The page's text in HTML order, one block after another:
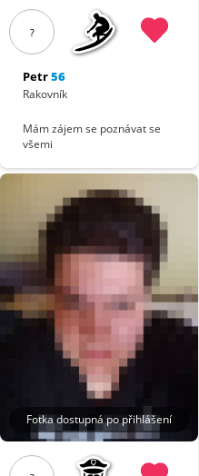
?
Petr56
Rakovník
Mám zájem se poznávat se
všemi
Fotka dostupná po přihlášení